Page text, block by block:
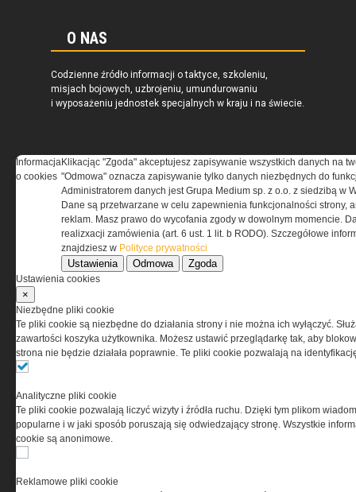
O NAS
Codzienne źródło informacji o taktyce, szkoleniu,
misjach bojowych, uzbrojeniu, umundurowaniu
i wyposażeniu jednostek specjalnych w kraju i na świecie.
REGULAMIN
Regulamin określa zasady korzystania z portalu
www.special-ops.pl
Korzystanie z portalu jest równoznaczne
przez Grupa MEDIUM Spółka z ograniczoną
odpowiedzialnością Spółka komandytowa, nr KRS:
0000537655, NIP 1132860378, REGON 146393437
(zwana dalej Grupa MEDIUM) w postaci Regulaminu.
Informacja
o cookies
Klikacjąc "Zgoda" akceptujesz zapisywanie wszystkich danych na
"Odmowa" oznacza zapisywanie tylko danych niezbędnych do
Administratorem danych jest Grupa Medium sp. z o.o. z siedzibą w
Dane są przetwarzane w celu zapewnienia funkcjonalności strony,
reklam. Masz prawo do wycofania zgody w dowolnym momencie.
realizxacji zamówienia (art. 6 ust. 1 lit. b RODO). Szczegółowe
znajdziesz w Polityce prywatności
Ustawienia Odmowa Zgoda
Ustawienia cookies
×
Niezbędne pliki cookie
Te pliki cookie są niezbędne do działania strony i nie można ich wyłączyć.
zawartości koszyka użytkownika. Możesz ustawić przeglądarkę tak, aby
strona nie będzie działała poprawnie. Te pliki cookie pozwalają na
Analityczne pliki cookie
Te pliki cookie pozwalają liczyć wizyty i źródła ruchu. Dzięki tym plikom
popularne i w jaki sposób poruszają się odwiedzający stronę. Wszystkie
cookie są anonimowe.
Reklamowe pliki cookie